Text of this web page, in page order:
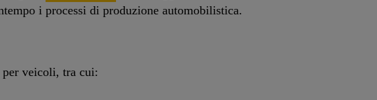
i processi di produzione automobilistica.
per veicoli, tra cui: